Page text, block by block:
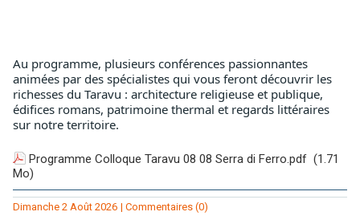
Au programme, plusieurs conférences passionnantes
animées par des spécialistes qui vous feront découvrir les
richesses du Taravu : architecture religieuse et publique,
édifices romans, patrimoine thermal et regards littéraires
sur notre territoire.
Programme Colloque Taravu 08 08 Serra di Ferro.pdf (1.71
Mo)
Dimanche 2 Août 2026 | Commentaires (0)